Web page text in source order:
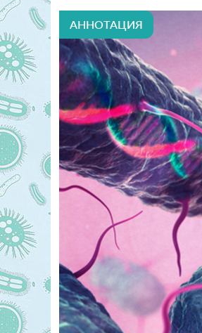
АННОТАЦИЯ